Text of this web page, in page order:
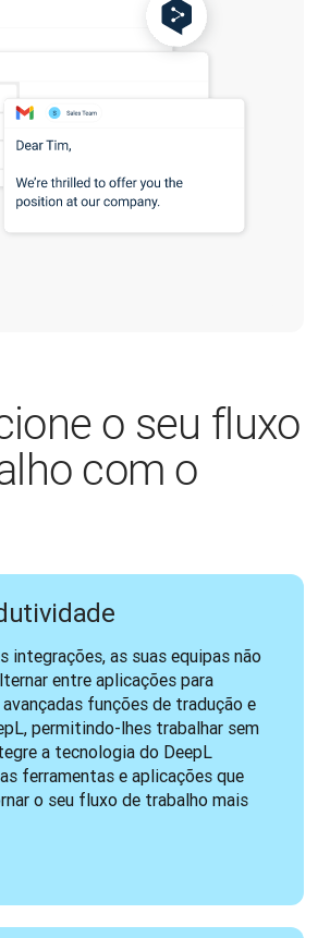
o seu fluxo
com o
integrações, as suas equipas não
entre aplicações para
funções de tradução e
permitindo-lhes trabalhar sem
a tecnologia do DeepL
ferramentas e aplicações que
o seu fluxo de trabalho mais